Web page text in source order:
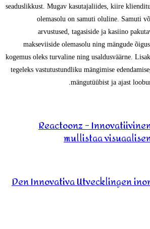
seaduslikkust. Mugav kasutajaliides, kiire
olemasolu on samuti oluline. Samuti
arvustused, tagasiside ja kasiino
makseviiside olemasolu ning mängude
kogemus oleks turvaline ning usaldusväärne.
tegeleks vastutustundliku mängimise
mängutüübist ja ajast
Reactoonz –
mullistaa
Den Innovativa Utvecklingen